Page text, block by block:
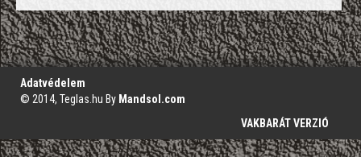
';
Adatvédelem
© 2014, Teglas.hu By Mandsol.com
VAKBARÁT VERZIÓ